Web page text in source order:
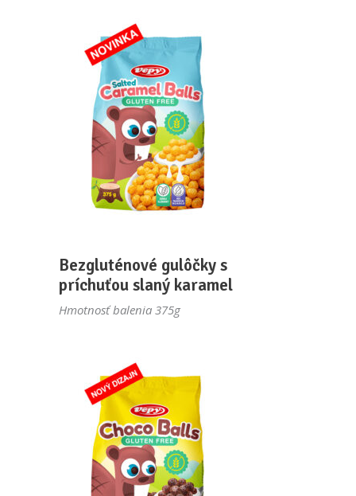
Bezgluténové gulôčky s
príchuťou slaný karamel
Hmotnosť balenia 375g